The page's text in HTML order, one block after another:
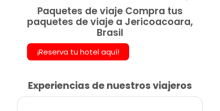
Paquetes de viaje Compra tus
paquetes de viaje a Jericoacoara,
Brasil
¡Reserva tu hotel aquí!
Experiencias de nuestros viajeros